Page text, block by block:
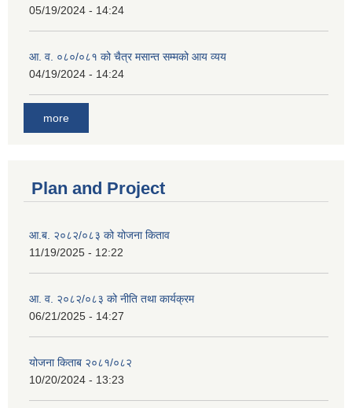
05/19/2024 - 14:24
आ. व. ०८०/०८१ को चैत्र मसान्त सम्मको आय व्यय
04/19/2024 - 14:24
more
Plan and Project
आ.ब. २०८२/०८३ को योजना किताव
11/19/2025 - 12:22
आ. व. २०८२/०८३ को नीति तथा कार्यक्रम
06/21/2025 - 14:27
योजना किताब २०८१/०८२
10/20/2024 - 13:23